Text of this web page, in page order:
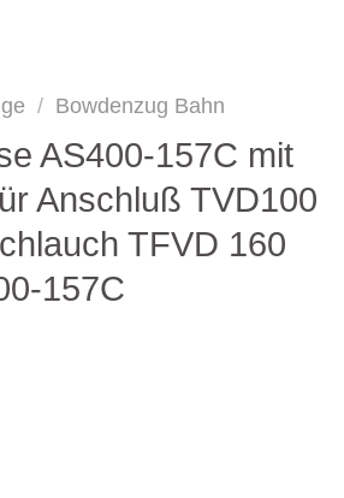
/ Bowdenzug Bahn
AS400-157C mit
Anschluß TVD100
TFVD 160
157C